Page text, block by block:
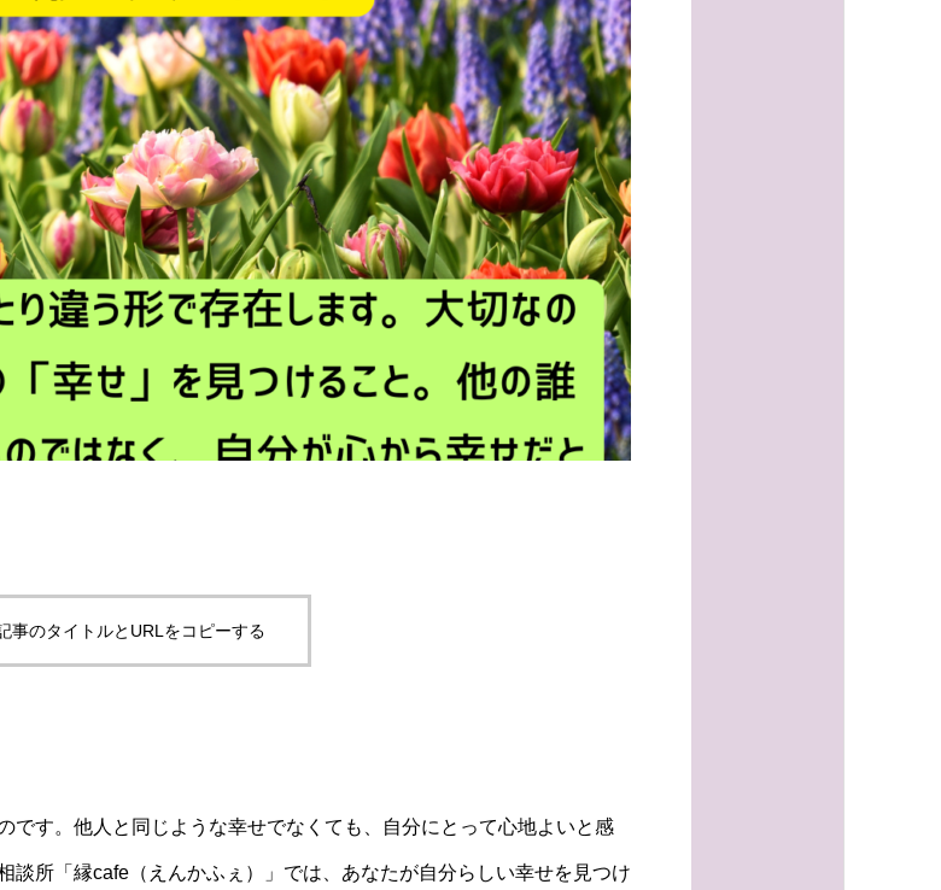
事のタイトルとURLをコピーする
です。他人と同じような幸せでなくても、自分にとって心地よいと感
談所「縁cafe（えんかふぇ）」では、あなたが自分らしい幸せを見つけ